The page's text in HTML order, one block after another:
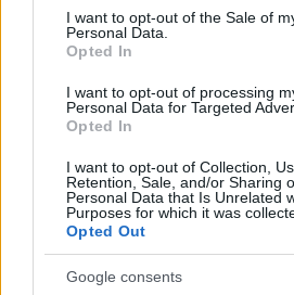
consent section.
I want to opt-out of the Sale of
Personal Data.
Opted In
I want to opt-out of processing
Personal Data for Targeted
Opted In
I want to opt-out of Collection,
Retention, Sale, and/or Sharing
Personal Data that Is Unrelated
Purposes for which it was
Opted Out
Google consents
Napi horoszkóp 2026.
augusztus 7. – Nincs idő
tétovázni